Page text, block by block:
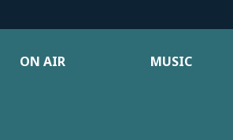
ON AIR
MUSIC